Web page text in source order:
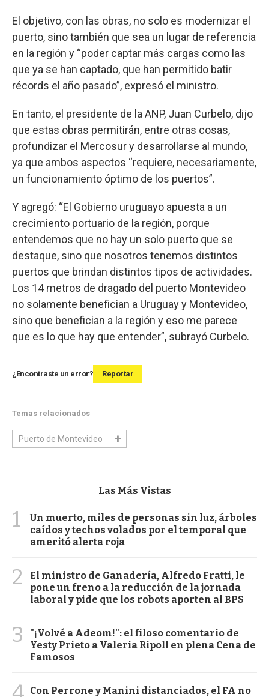
El objetivo, con las obras, no solo es modernizar el
puerto, sino también que sea un lugar de referencia
en la región y “poder captar más cargas como las
que ya se han captado, que han permitido batir
récords el año pasado”, expresó el ministro.
En tanto, el presidente de la ANP, Juan Curbelo, dijo
que estas obras permitirán, entre otras cosas,
profundizar el Mercosur y desarrollarse al mundo,
ya que ambos aspectos “requiere, necesariamente,
un funcionamiento óptimo de los puertos”.
Y agregó: “El Gobierno uruguayo apuesta a un
crecimiento portuario de la región, porque
entendemos que no hay un solo puerto que se
destaque, sino que nosotros tenemos distintos
puertos que brindan distintos tipos de actividades.
Los 14 metros de dragado del puerto Montevideo
no solamente benefician a Uruguay y Montevideo,
sino que benefician a la región y eso me parece
que es lo que hay que entender”, subrayó Curbelo.
¿Encontraste un error? Reportar
Temas relacionados
Puerto de Montevideo
Las Más Vistas
1
Un muerto, miles de personas sin luz, árboles
caídos y techos volados por el temporal que
ameritó alerta roja
2
El ministro de Ganadería, Alfredo Fratti, le
pone un freno a la reducción de la jornada
laboral y pide que los robots aporten al BPS
3
"¡Volvé a Adeom!": el filoso comentario de
Yesty Prieto a Valeria Ripoll en plena Cena de
Famosos
Con Perrone y Manini distanciados, el FA no